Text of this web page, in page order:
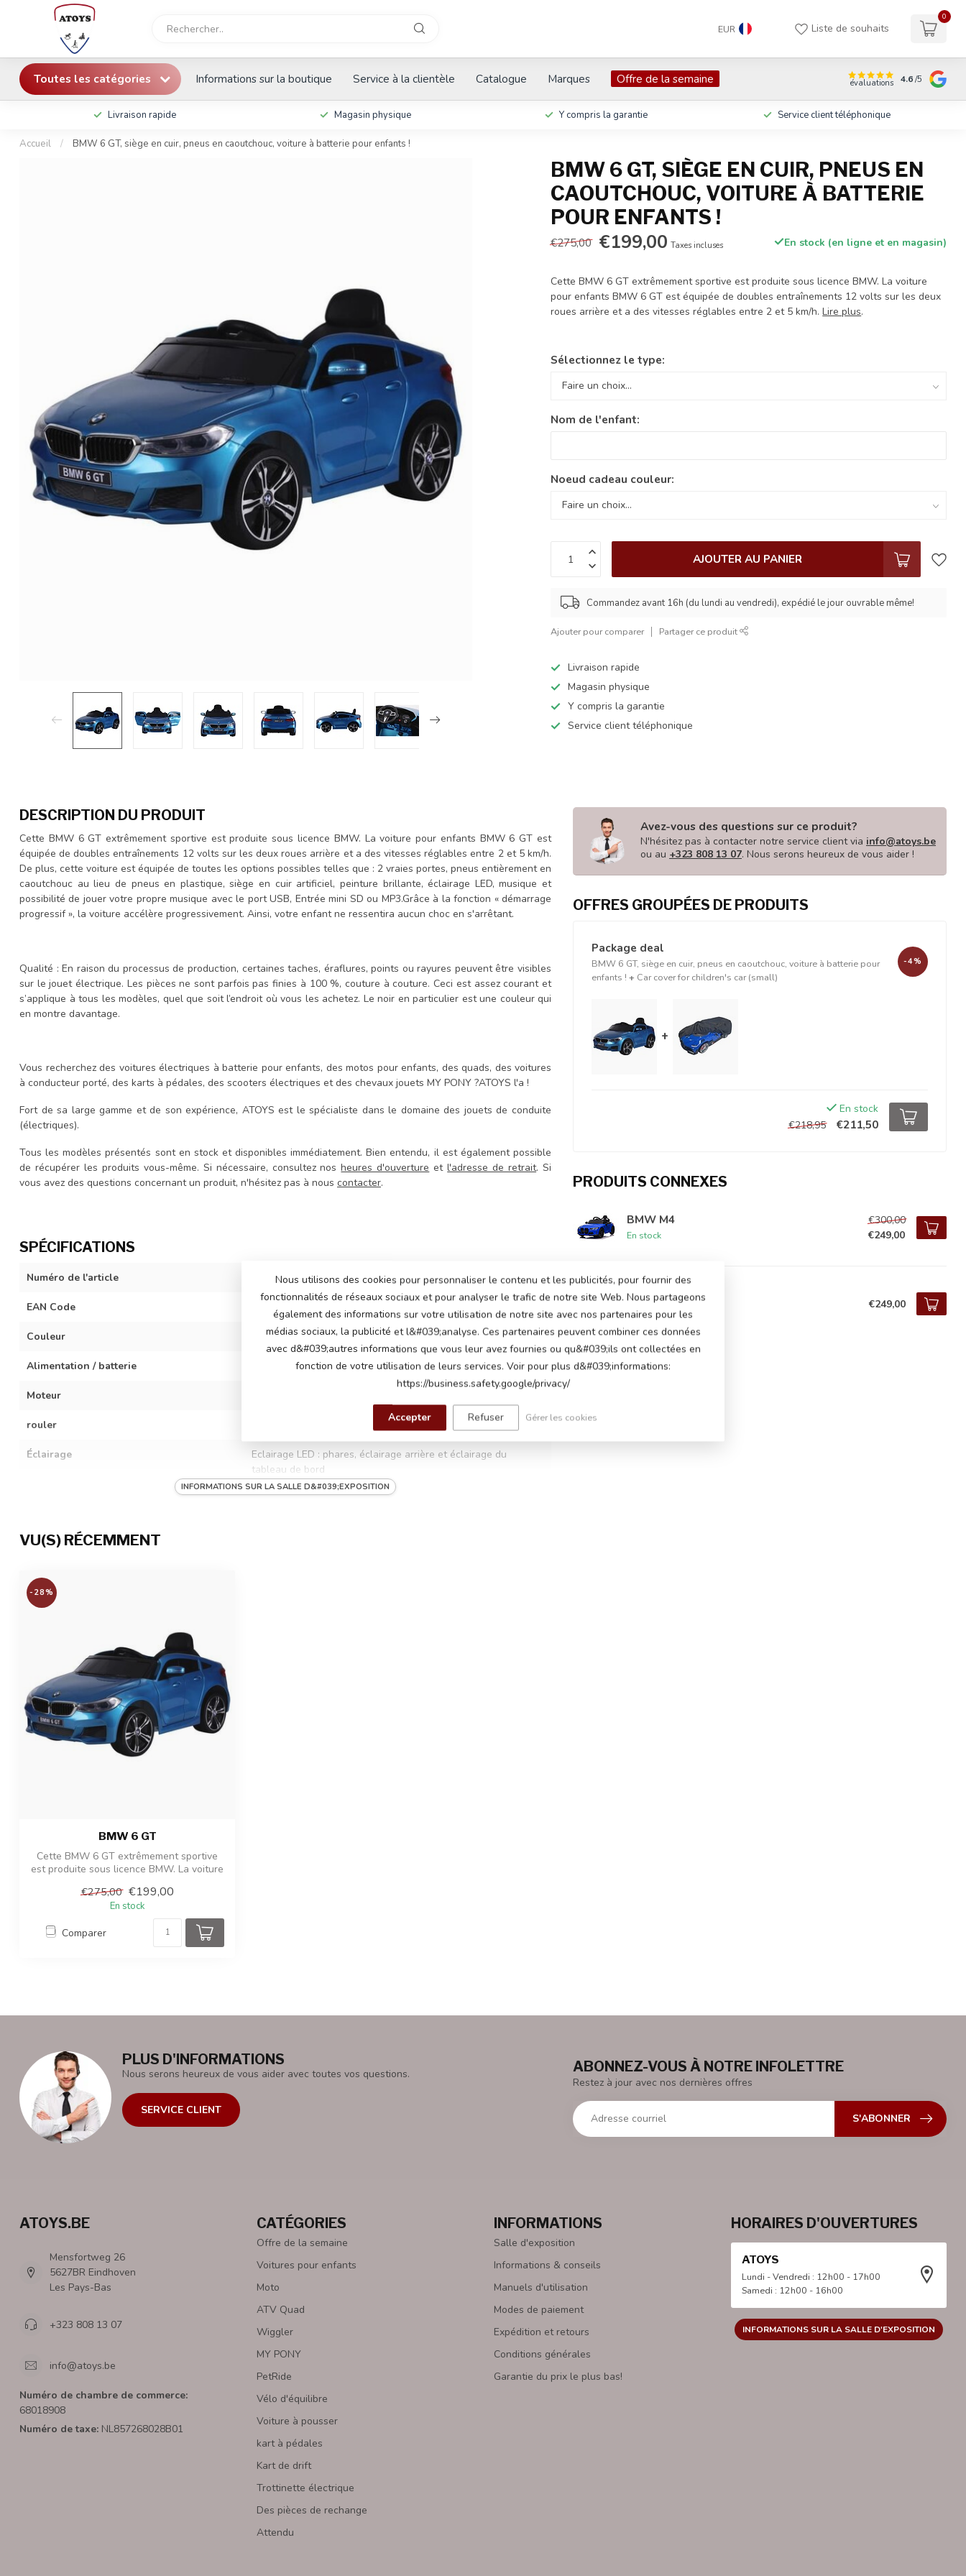
EUR Liste de souhaits
0
Toutes les catégories Informations sur la boutique Service à la clientèle Catalogue Marques Offre de la semaine évaluations 4.6/5
Livraison rapide Magasin physique Y compris la garantie Service client téléphonique
Accueil / BMW 6 GT, siège en cuir, pneus en caoutchouc, voiture à batterie pour enfants !
BMW 6 GT, SIÈGE EN CUIR, PNEUS EN
CAOUTCHOUC, VOITURE À BATTERIE
POUR ENFANTS !
€275,00 €199,00 Taxes incluses En stock (en ligne et en magasin)
Cette BMW 6 GT extrêmement sportive est produite sous licence BMW. La voiture
pour enfants BMW 6 GT est équipée de doubles entraînements 12 volts sur les deux
roues arrière et a des vitesses réglables entre 2 et 5 km/h.Lire plus.
Sélectionnez le type:
Nom de l'enfant:
Noeud cadeau couleur:
AJOUTER AU PANIER
Commandez avant 16h (du lundi au vendredi), expédié le jour ouvrable même!
Ajouter pour comparer Partager ce produit
Livraison rapide
Magasin physique
Y compris la garantie
Service client téléphonique
DESCRIPTION DU PRODUIT
Cette BMW 6 GT extrêmement sportive est produite sous licence BMW. La voiture pour enfants BMW 6 GT est
équipée de doubles entraînements 12 volts sur les deux roues arrière et a des vitesses réglables entre 2 et 5 km/h.
De plus, cette voiture est équipée de toutes les options possibles telles que : 2 vraies portes, pneus entièrement en
caoutchouc au lieu de pneus en plastique, siège en cuir artificiel, peinture brillante, éclairage LED, musique et
possibilité de jouer votre propre musique avec le port USB, Entrée mini SD ou MP3.Grâce à la fonction « démarrage
progressif », la voiture accélère progressivement. Ainsi, votre enfant ne ressentira aucun choc en s'arrêtant.
Qualité : En raison du processus de production, certaines taches, éraflures, points ou rayures peuvent être visibles
sur le jouet électrique. Les pièces ne sont parfois pas finies à 100 %, couture à couture. Ceci est assez courant et
s’applique à tous les modèles, quel que soit l’endroit où vous les achetez. Le noir en particulier est une couleur qui
en montre davantage.
Vous recherchez des voitures électriques à batterie pour enfants, des motos pour enfants, des quads, des voitures
à conducteur porté, des karts à pédales, des scooters électriques et des chevaux jouets MY PONY ?ATOYS l'a !
Fort de sa large gamme et de son expérience, ATOYS est le spécialiste dans le domaine des jouets de conduite
(électriques).
Tous les modèles présentés sont en stock et disponibles immédiatement. Bien entendu, il est également possible
de récupérer les produits vous-même. Si nécessaire, consultez nosheures d'ouverture etl'adresse de retrait. Si
vous avez des questions concernant un produit, n'hésitez pas à nous contacter.
SPÉCIFICATIONS
Numéro de l'article JJ2164-blue
EAN Code 7141149963931
Couleur Bleu
Alimentation / batterie 12 volts (2x 6 volts 4,5 Ah connectés en série)
Moteur
rouler 3 vitesses réglables jusqu'à 5 km par heure
Éclairage
Eclairage LED : phares, éclairage arrière et éclairage du
tableau de bord
Son du moteur au démarrage, boutons klaxon et musique,
Temps de charge et temps de jeu
Nombre de places
Admissibilité
Dimensions du produit
INFORMATIONS SUR LA SALLE D&#039;EXPOSITION
Avez-vous des questions sur ce produit?
N'hésitez pas à contacter notre service client via info@atoys.be
ou au +323 808 13 07. Nous serons heureux de vous aider !
OFFRES GROUPÉES DE PRODUITS
Package deal
BMW 6 GT, siège en cuir, pneus en caoutchouc, voiture à batterie pour
enfants ! + Car cover for children's car (small)
-4%
+
En stock
€218,95
€211,50
PRODUITS CONNEXES
BMW M4
En stock
€300,00
€249,00
BMW M4
En stock
€249,00
VU(S) RÉCEMMENT
-28%
BMW 6 GT
Cette BMW 6 GT extrêmement sportive
est produite sous licence BMW. La voiture
€275,00 €199,00
En stock
Comparer
PLUS D'INFORMATIONS
Nous serons heureux de vous aider avec toutes vos questions.
SERVICE CLIENT
ABONNEZ-VOUS À NOTRE INFOLETTRE
Restez à jour avec nos dernières offres
S'ABONNER
ATOYS.BE
Mensfortweg 26
5627BR Eindhoven
Les Pays-Bas
+323 808 13 07
info@atoys.be
Numéro de chambre de commerce:
68018908
Numéro de taxe: NL857268028B01
CATÉGORIES
Offre de la semaine
Voitures pour enfants
Moto
ATV Quad
Wiggler
MY PONY
PetRide
Vélo d'équilibre
Voiture à pousser
kart à pédales
Kart de drift
Trottinette électrique
Des pièces de rechange
Attendu
INFORMATIONS
Salle d'exposition
Informations & conseils
Manuels d'utilisation
Modes de paiement
Expédition et retours
Conditions générales
Garantie du prix le plus bas!
HORAIRES D'OUVERTURES
ATOYS
Lundi - Vendredi : 12h00 - 17h00
Samedi : 12h00 - 16h00
INFORMATIONS SUR LA SALLE D'EXPOSITION
Nous utilisons des cookies pour personnaliser le contenu et les publicités, pour fournir des
fonctionnalités de réseaux sociaux et pour analyser le trafic de notre site Web. Nous partageons
également des informations sur votre utilisation de notre site avec nos partenaires pour les
médias sociaux, la publicité et l&#039;analyse. Ces partenaires peuvent combiner ces données
avec d&#039;autres informations que vous leur avez fournies ou qu&#039;ils ont collectées en
fonction de votre utilisation de leurs services. Voir pour plus d&#039;informations:
https://business.safety.google/privacy/
Accepter Refuser Gérer les cookies